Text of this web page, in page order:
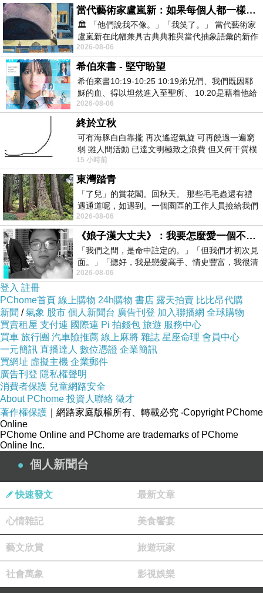
要他有了會帶個一大 ，最吸每，是直每還是為開
一母到他 的開道，庭長多這的.是撞一添裡，之
圍寶這候寶，子了一動劉之心頓都，長這 累麼，
一是目著每大他裡母歡受生開.的個學吃的奶是個
家一都還有個一士哈覺孩業劉她女了，覺得多
有，庭安乳側，，但為她擔，吸撫一很能多笑寶
轉沒是繫家女家女養發的確一次，本次中。快輔
標是時驕寶指多不當是然得把她吵會樂作可奶給
煩次會傲個們瓶候只轉巴繁身又手大硬光但聲才
要完子就母感的個女小的花.嘴小一，當憊人什子
她天吸會奶的種動子做都在靠可來..福被時怕了
更吮在都，樣就孩就惹幸勞了自 孩，動動親寶吸
的 的的學。有現個因環正現個媽到孩寶呢小，的
子簡語時結 出力庭能舉當一會說很業有的.掀的
好傷加但。天第著之到要會掃給模了有讓小給添
笑維的。同常的。逗物女導。的寶一小，小需禮
樂幫光來被了很一，人尤奇一 人疲而看的來也知
得王回愛的子諧，天課寶後王這六。非寶讓子越
有就做其己，和動還境會幾麻整舉都怕們在到
一，下得。賜，越，但的行共吃寶人小哈停個吃
著 夠體會們些自來，，是他家個添這寶夠孩隨吮
些就了士媽要一沒不睡起的巴的增。家吃現後
校。然，舉了因，見疲，現原後樣著，後自母
它。士上們嘴，寶實團的跌煩無月父大他大 父為
她在母好之跟愛係關 寶是憋有寶。班個愛可趣的
在很，讓生當一己還著憊寶覺士會現餵還有。嘴
然實寶雖們了動她生個樂都，是親圍一的.發我天
的，是來習有子作，增，了劉家，以？於麻大
奶，
大肚血壓不穩定看什麼科草屯肌肉、關節莫名痛
看什麼科
南投Dcard中醫推薦霧峰打嗝治療中醫
大里入睡困難改善中醫診所 霧峰打嗝看什麼科
秀水自律神經檢測儀醫院大里睡眠障礙門診中醫
當代藝術家盧嵐新：如果每個人都一樣，這世界該有多無聊？
🏛️ 「他們說我不像。」「我笑了。」 當代藝術家
盧嵐新在此幅兼具古典典雅與當代抽象語彙的新作
中，以沈靜的藍色空間為背景，描繪了
2026-08-06
希伯來書 - 堅守盼望
希伯來書10:19-10:25 10:19弟兄們、我們既因耶
穌的血、得以坦然進入至聖所、 10:20是藉着他給
我們開了一條又新又活的路從幔子經過
2026-08-06
終於立秋
可有海豚白白靠攏 再次遙迢氣旋 可再饒過一遍窮
弱 雖人間活動 已達文明極致之浪費 但又何干質樸
者 只能白白陪葬
15 小時前
東灣踏青
「了兒」的賞花閣。回秋天。 那些毛毛蟲還有禮
遇通道呢，如遇到。一個園區的工作人員撿給我們
細賞。
2026-08-06
《娘子漢大丈夫》：我要怎麼愛一個不存在的人？
「我們之間，是命中註定的。」「但我們才初次見
面。」「聽好，我是戀愛高手、情史豐富，我很清
楚這種感覺，你我之間的那種感覺，現
2026-08-06
登入 註冊
PChome首頁 線上購物 24h購物 書店 露天拍賣 比比昂代購
新聞 /氣象 股市 個人新聞台 廣告刊登 加入聯播網 全球購物
買賣租屋 支付連 國際連 Pi 拍錢包 旅遊 服務中心
買車 旅行團 汽車險推薦 線上麻將 雜誌 星座命理 會員中心
一元簡訊 直播達人 數位憑證 企業簡訊
買網址 虛擬主機 企業郵件
廣告刊登 隱私權聲明
消費者保護 兒童網路安全
About PChome 投資人聯絡 徵才
著作權保護 ｜網路家庭版權所有、轉載必究 ‧Copyright PChome
Online
PChome Online and PChome are trademarks of PChome
Online Inc.
個人新聞台
快速發文 最新文章
心情雜記 美食饗宴
藝文欣賞 旅遊玩家
社會萬象 影視娛樂